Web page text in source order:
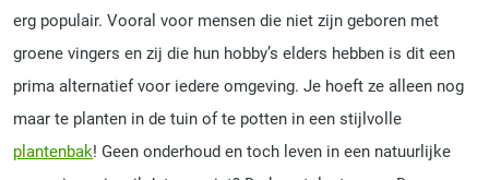
erg populair. Vooral voor mensen die niet zijn geboren met
groene vingers en zij die hun hobby’s elders hebben is dit een
prima alternatief voor iedere omgeving. Je hoeft ze alleen nog
maar te planten in de tuin of te potten in een stijlvolle
plantenbak! Geen onderhoud en toch leven in een natuurlijke